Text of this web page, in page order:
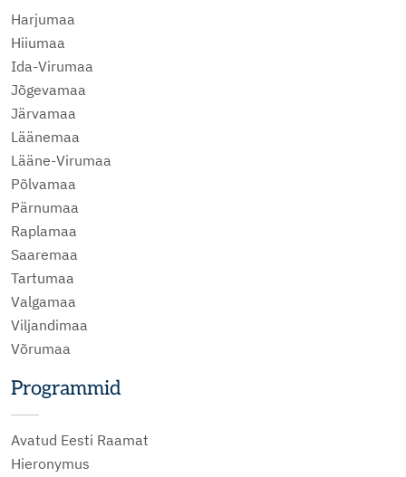
Harjumaa
Hiiumaa
Ida-Virumaa
Jõgevamaa
Järvamaa
Läänemaa
Lääne-Virumaa
Põlvamaa
Pärnumaa
Raplamaa
Saaremaa
Tartumaa
Valgamaa
Viljandimaa
Võrumaa
Programmid
Avatud Eesti Raamat
Hieronymus